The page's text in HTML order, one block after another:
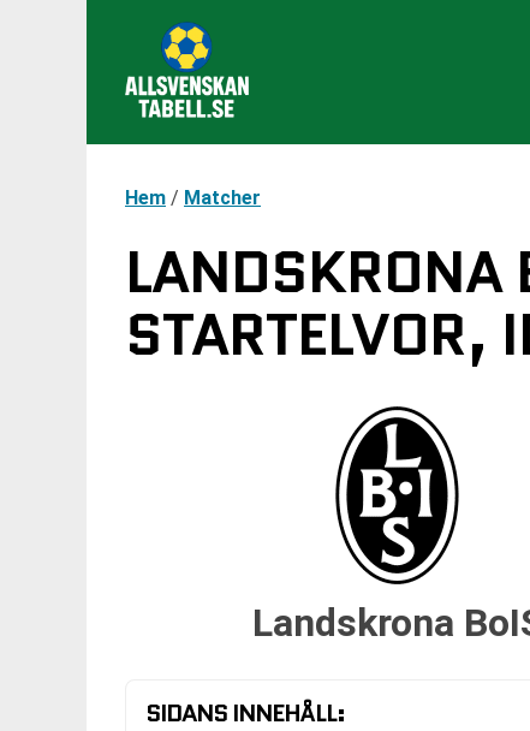
Hem / Matcher
STARTELVOR,
Landskrona
SIDANS INNEHÅLL: